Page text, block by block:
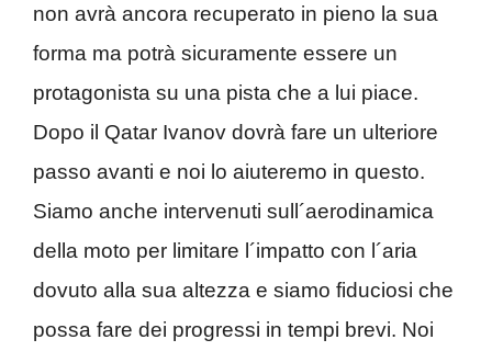
non avrà ancora recuperato in pieno la sua
forma ma potrà sicuramente essere un
protagonista su una pista che a lui piace.
Dopo il Qatar Ivanov dovrà fare un ulteriore
passo avanti e noi lo aiuteremo in questo.
Siamo anche intervenuti sull´aerodinamica
della moto per limitare l´impatto con l´aria
dovuto alla sua altezza e siamo fiduciosi che
possa fare dei progressi in tempi brevi. Noi